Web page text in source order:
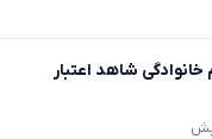
شاهد اعتبار